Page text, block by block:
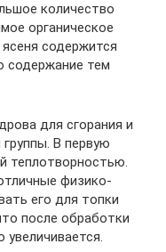
количество
органическое
содержится
содержание тем
для сгорания и
В первую
теплотворностью.
физико-
его для топки
после обработки